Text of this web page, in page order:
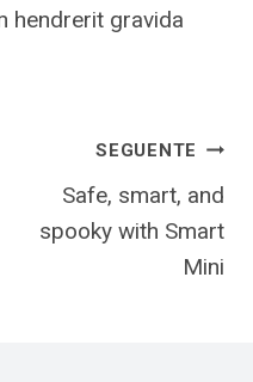
hendrerit gravida
SEGUENTE
Safe, smart, and
spooky with Smart
Mini